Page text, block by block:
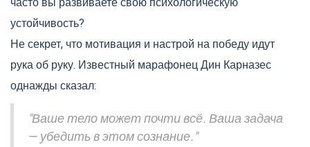
устойчивость?
Не секрет, что мотивация и настрой на победу идут
рука об руку. Известный марафонец Дин Карназес
однажды сказал:
"Ваше тело может почти всё. Ваша задача
— убедить в этом сознание."